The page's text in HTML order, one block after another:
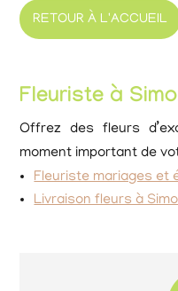
RETOUR À L'ACCUEIL
Fleuriste à
Offrez des fleurs
moment important de
Fleuriste mariages et
Livraison fleurs à